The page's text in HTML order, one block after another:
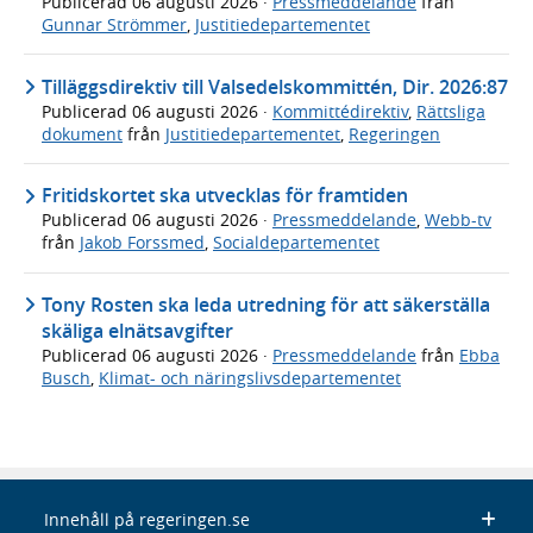
Gunnar Strömmer, Justitiedepartementet
Tilläggsdirektiv till Valsedelskommittén, Dir. 2026:87
Publicerad 06 augusti 2026 · Kommittédirektiv, Rättsliga
dokument från Justitiedepartementet Regeringen
Fritidskortet ska utvecklas för framtiden
Publicerad 06 augusti 2026 · Pressmeddelande, Webb-tv
från Jakob Forssmed, Socialdepartementet
Tony Rosten ska leda utredning för att säkerställa
skäliga elnätsavgifter
Publicerad 06 augusti 2026 · Pressmeddelande från Ebba
Busch, Klimat- och näringslivsdepartementet
Innehåll på regeringen.se